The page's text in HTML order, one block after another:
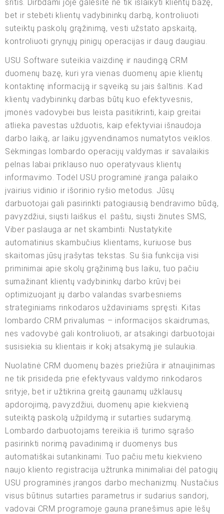
sritis. Dirbdami joje galėsite ne tik išlaikyti klientų bazę,
bet ir stebėti klientų vadybininkų darbą, kontroliuoti
suteiktų paskolų grąžinimą, vesti užstato apskaitą,
kontroliuoti grynųjų pinigų operacijas ir daug daugiau.
USU Software suteikia vaizdinę ir naudingą CRM
duomenų bazę, kuri yra vienas duomenų apie klientų
kontaktinę informaciją ir sąveiką su jais šaltinis. Kad
klientų vadybininkų darbas būtų kuo efektyvesnis,
įmonės vadovybei bus leista pasitikrinti, kaip greitai
atlieka pavestas užduotis, kaip efektyviai išnaudoja
darbo laiką, ar laiku įgyvendinamos numatytos veiklos.
Sėkmingas lombardo operacijų valdymas ir savalaikis
pelnas labai priklauso nuo operatyvaus klientų
informavimo. Todėl USU programinė įranga palaiko
įvairius vidinio ir išorinio ryšio metodus. Jūsų
darbuotojai gali pasirinkti patogiausią bendravimo būdą,
pavyzdžiui, siųsti laiškus el. paštu, siųsti žinutes SMS,
Viber paslauga ar net skambinti. Nustatykite
automatinius skambučius klientams, kuriuose bus
skaitomas jūsų įrašytas tekstas. Su šia funkcija visi
priminimai apie skolų grąžinimą bus laiku, tuo pačiu
sumažinant klientų vadybininkų darbo krūvį bei
optimizuojant jų darbo valandas svarbesniems
strateginiams rinkodaros uždaviniams spręsti. Kitas
lombardo CRM privalumas – informacijos skaidrumas,
nes vadovybė gali kontroliuoti, ar atsakingi darbuotojai
susisiekia su klientais ir kokį atsakymą jie sulaukia.
Nuolatinė CRM duomenų bazės priežiūra ir atnaujinimas
ne tik prisideda prie efektyvaus valdymo rinkodaros
srityje, bet ir užtikrina greitą gaunamų užklausų
apdorojimą, pavyzdžiui, duomenų apie kiekvieną
suteiktą paskolą užpildymą ir sutarties sudarymą.
Lombardo darbuotojams tereikia iš turimo sąrašo
pasirinkti norimą pavadinimą ir duomenys bus
automatiškai sutankinami. Tuo pačiu metu kiekvieno
naujo kliento registracija užtrunka minimaliai dėl patogių
USU programinės įrangos darbo mechanizmų. Nustačius
visus būtinus sutarties parametrus ir sudarius sandorį,
vadovai CRM programoje gauna pranešimus apie lėšų